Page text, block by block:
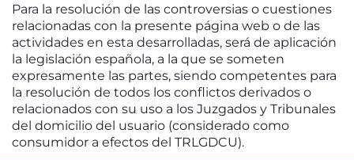
Para la resolución de las controversias o cuestiones
relacionadas con la presente página web o de las
actividades en esta desarrolladas, será de aplicación
la legislación española, a la que se someten
expresamente las partes, siendo competentes para
la resolución de todos los conflictos derivados o
relacionados con su uso a los Juzgados y Tribunales
del domicilio del usuario (considerado como
consumidor a efectos del TRLGDCU).